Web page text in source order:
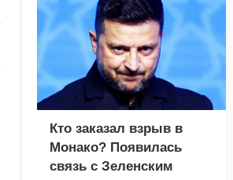
Кто заказал взрыв в
Монако? Появилась
связь с Зеленским